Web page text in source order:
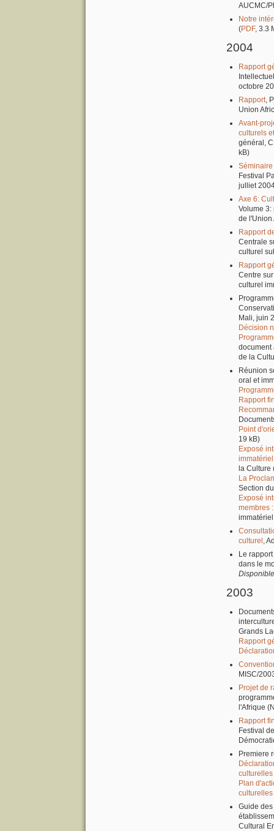
AUCMC/
Notre
(PDF, 3.3
2004
Rapport
octobre
Rapport ,
Union
Avant-
culturels
général,
kB)
Séminaire
Festival
julliet
Axe 6:
Volume
de l'Union
Rapport
Centrale
culturel
Rapport
Centre
culturel
Mali, juin
Décision
document
de la
Réunion
oral et
Rapport
Point
19 kB)
Exposé
la Culture
La
Section
Exposé
membres
culturel ,
Le
dans le
2003
Grands
Rapport
MISC/
Projet de
l'Afrique
Rapport
Festival
Premiere
culturelles
Plan
culturelles
Guide
Cultural